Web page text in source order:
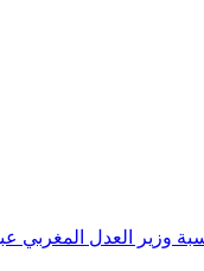
وزير العدل المغربي